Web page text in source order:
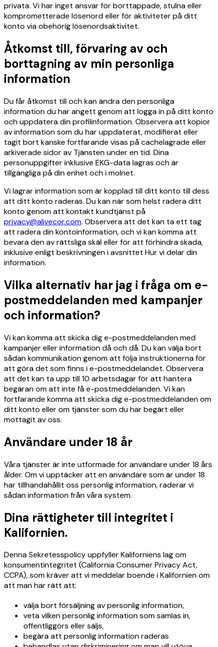
privata. Vi har inget ansvar för borttappade, stulna eller
komprometterade lösenord eller för aktiviteter på ditt
konto via obehörig lösenordsaktivitet.
Åtkomst till, förvaring av och
borttagning av min personliga
information
Du får åtkomst till och kan ändra den personliga
information du har angett genom att logga in på ditt konto
och uppdatera din profilinformation. Observera att kopior
av information som du har uppdaterat, modifierat eller
tagit bort kanske fortfarande visas på cachelagrade eller
arkiverade sidor av Tjänsten under en tid. Dina
personuppgifter inklusive EKG-data lagras och är
tillgängliga på din enhet och i molnet.
Vi lagrar information som är kopplad till ditt konto till dess
att ditt konto raderas. Du kan när som helst radera ditt
konto genom att kontakt kundtjänst på
privacy@alivecor.com. Observera att det kan ta ett tag
att radera din kontoinformation, och vi kan komma att
bevara den av rättsliga skäl eller för att förhindra skada,
inklusive enligt beskrivningen i avsnittet Hur vi delar din
information.
Vilka alternativ har jag i fråga om e-
postmeddelanden med kampanjer
och information?
Vi kan komma att skicka dig e-postmeddelanden med
kampanjer eller information då och då. Du kan välja bort
sådan kommunikation genom att följa instruktionerna för
att göra det som finns i e-postmeddelandet. Observera
att det kan ta upp till 10 arbetsdagar för att hantera
begäran om att inte få e-postmeddelanden. Vi kan
fortfarande komma att skicka dig e-postmeddelanden om
ditt konto eller om tjänster som du har begärt eller
mottagit av oss.
Användare under 18 år
Våra tjänster är inte utformade för användare under 18 års
ålder. Om vi upptäcker att en användare som är under 18
har tillhandahållit oss personlig information, raderar vi
sådan information från våra system.
Dina rättigheter till integritet i
Kalifornien.
Denna Sekretesspolicy uppfyller Kaliforniens lag om
konsumentintegritet (California Consumer Privacy Act,
CCPA), som kräver att vi meddelar boende i Kalifornien om
att man har rätt att:
välja bort försäljning av personlig information,
veta vilken personlig information som samlas in,
offentliggörs eller säljs,
begära att personlig information raderas